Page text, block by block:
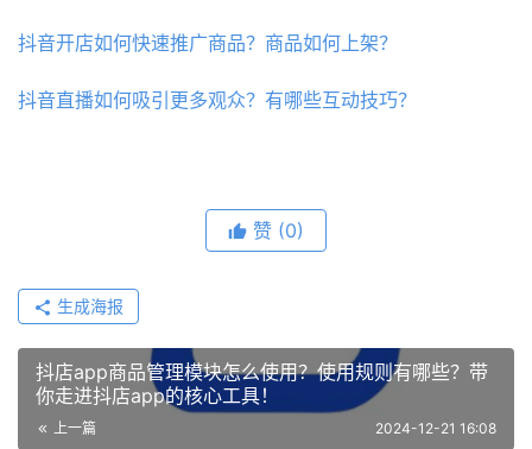
抖音开店如何快速推广商品？商品如何上架？
抖音直播如何吸引更多观众？有哪些互动技巧？
赞 (0)
生成海报
抖店app商品管理模块怎么使用？使用规则有哪些？带
你走进抖店app的核心工具！
上一篇 2024-12-21 16:08